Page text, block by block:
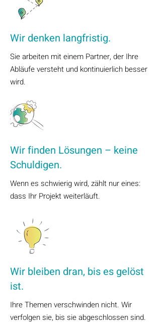
Wir denken langfristig.
Sie arbeiten mit einem Partner, der Ihre
Abläufe versteht und kontinuierlich besser
wird.
Wir finden Lösungen – keine
Schuldigen.
Wenn es schwierig wird, zählt nur eines:
dass Ihr Projekt weiterläuft.
Wir bleiben dran, bis es gelöst
ist.
Ihre Themen verschwinden nicht. Wir
verfolgen sie, bis sie abgeschlossen sind.